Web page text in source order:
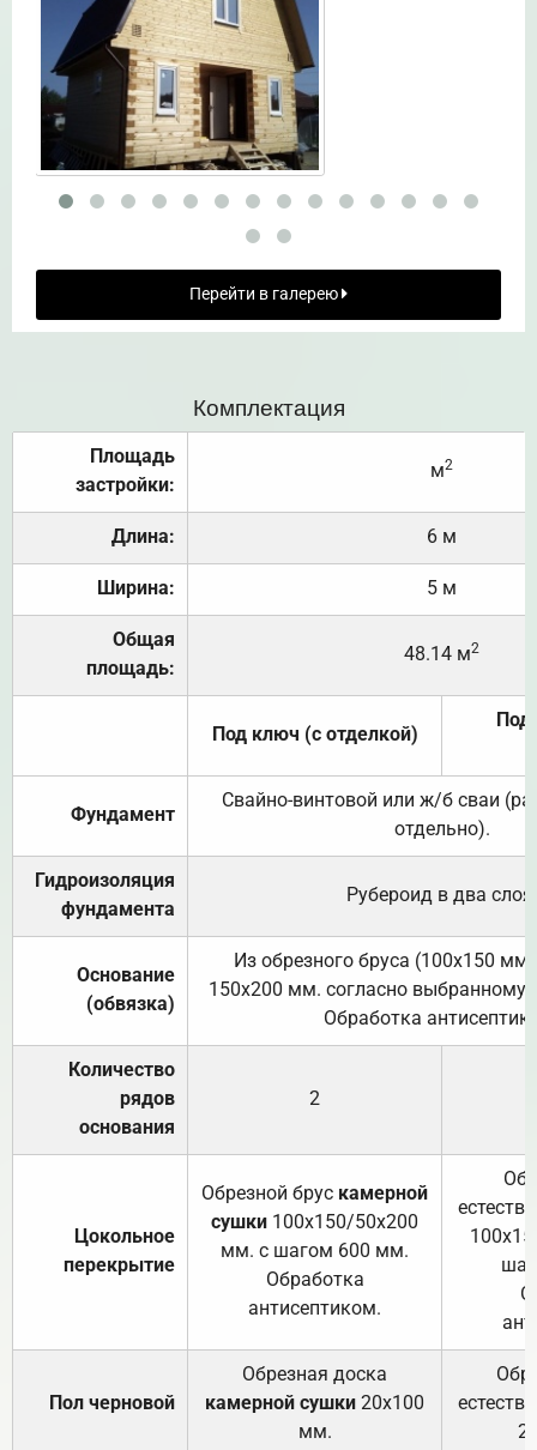
Перейти в галерею
Комплектация
Площадь
застройки:
м2
Длина: 6 м
Ширина: 5 м
Общая
площадь:
48.14 м2
Под ключ (с отделкой)
Под
Фундамент
Свайно-винтовой или ж/б сваи
отдельно).
Гидроизоляция
фундамента
Рубероид в два слоя.
Основание
(обвязка)
Из обрезного бруса (100х150
150х200 мм. согласно выбранному
Обработка
Количество
рядов
основания
2
Цокольное
перекрытие
Обрезной брус камерной
сушки 100х150/50х200
мм. с шагом 600 мм.
Обработка
антисептиком.
Пол черновой
Обрезная доска
камерной сушки 20х100
мм.